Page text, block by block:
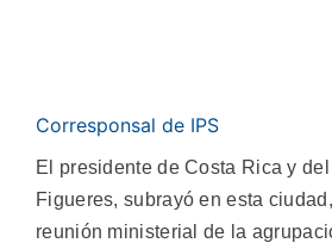
Corresponsal de IPS
El presidente de Costa Rica y
Figueres, subrayó en esta
reunión ministerial de la